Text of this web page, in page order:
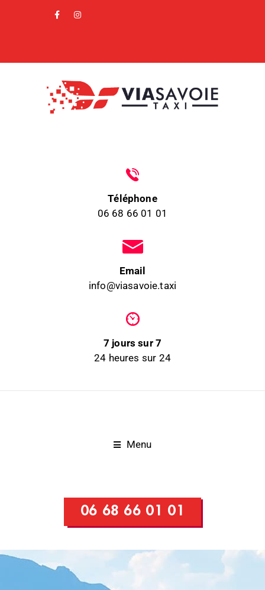
Téléphone
06 68 66 01 01
Email
info@viasavoie.taxi
7 jours sur 7
24 heures sur 24
Menu
06 68 66 01 01